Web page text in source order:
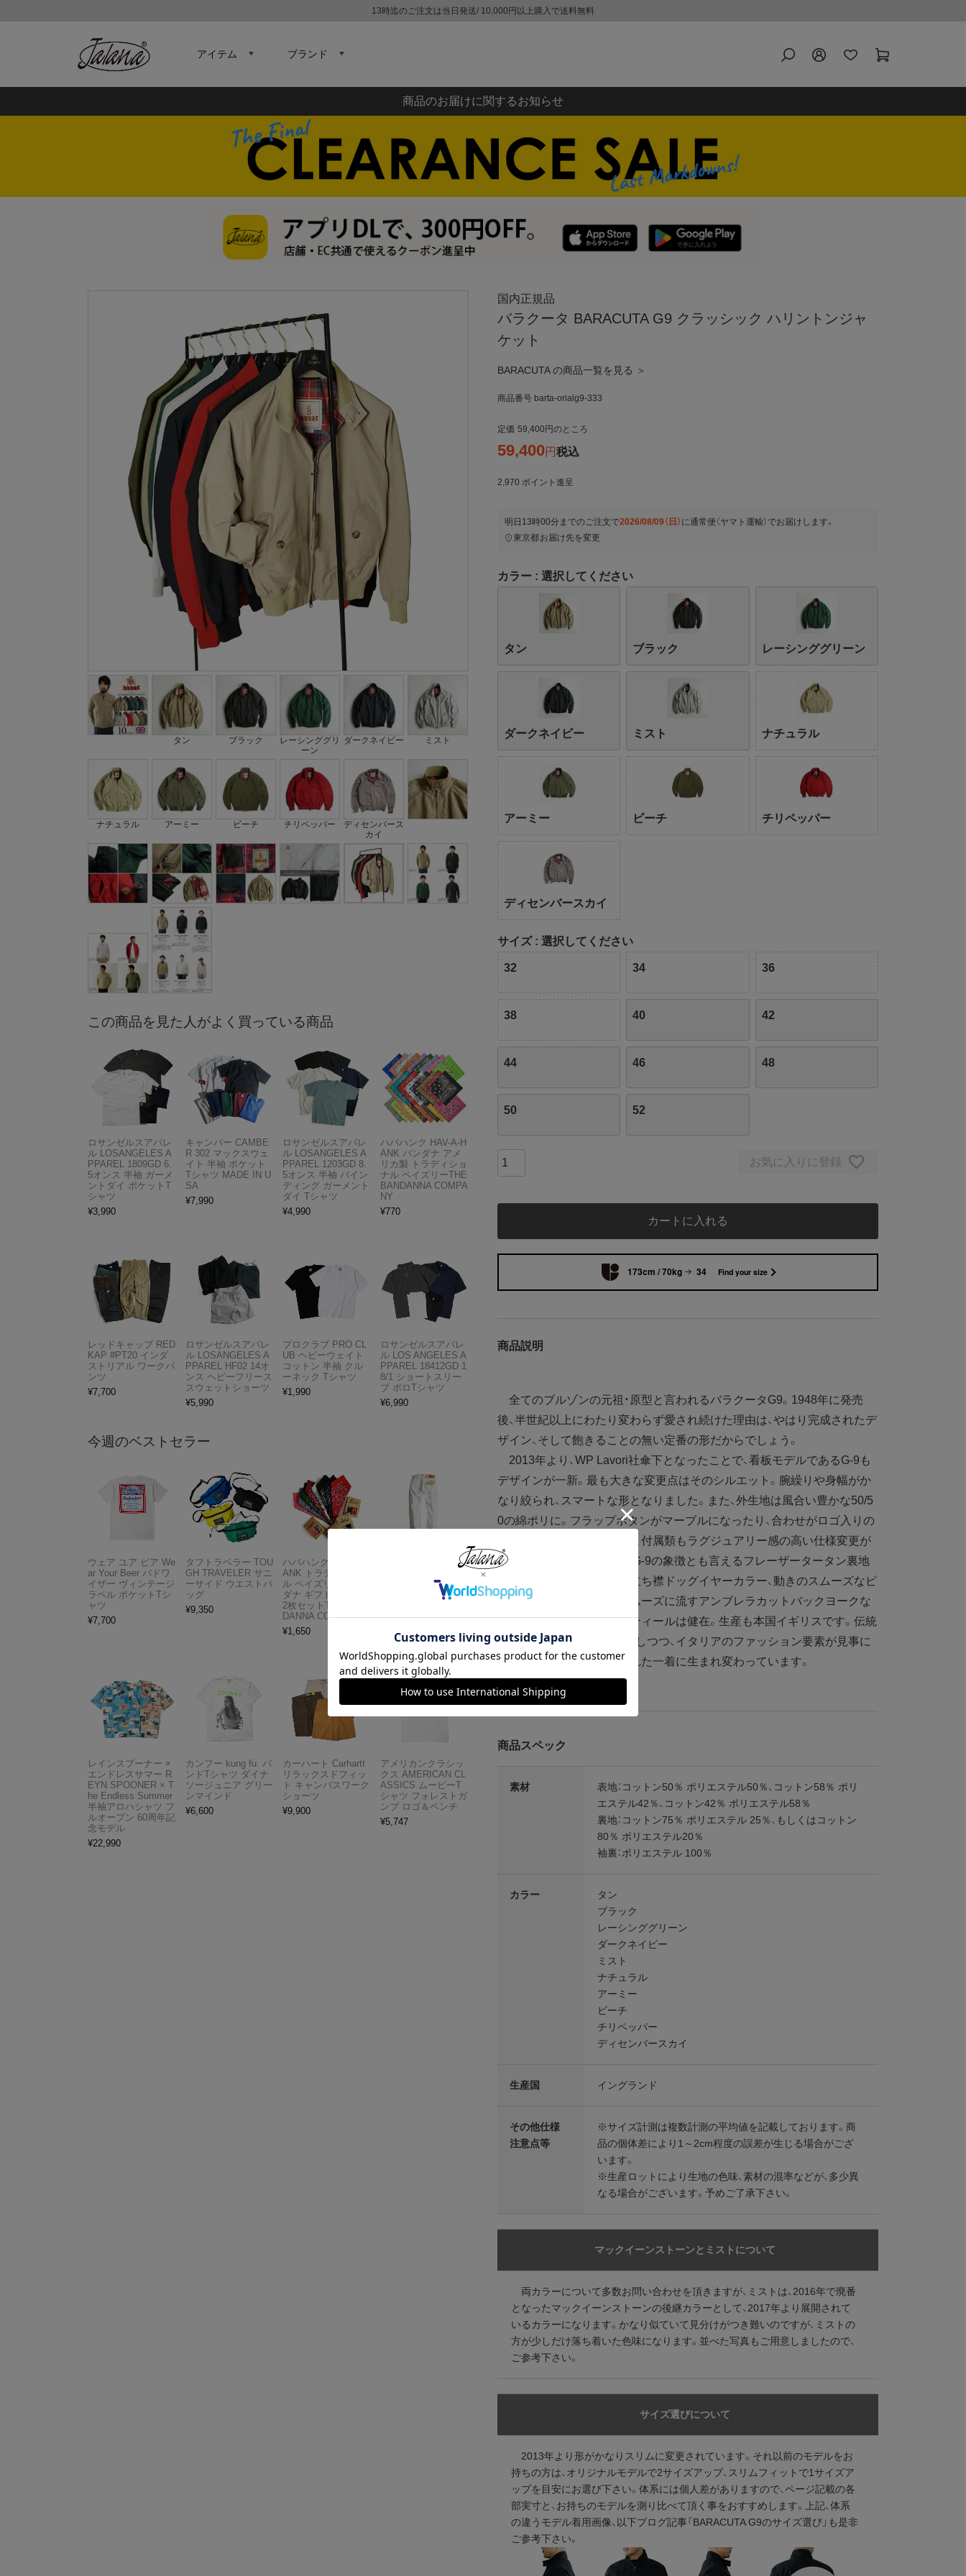
13時迄のご注文は当日発送/ 10,000円以上購入で送料無料
アイテム ブランド
商品のお届けに関するお知らせ
タン ブラック
レーシンググリ
ーン
ダークネイビー ミスト
ナチュラル アーミー ビーチ チリペッパー
ディセンバース
カイ
国内正規品
バラクータ BARACUTA G9 クラッシック ハリントンジャ
ケット
BARACUTA の商品一覧を見る ＞
商品番号 barta-orialg9-333
定価 59,400 のところ
59,400 税込
2,970 ポイント進呈
明日 13時00分 までのご注文で2026/08/09（日） に通常便（ヤマト運輸） でお届けします。
東京都お届け先を変更
カラー 選択してください
タン ブラック レーシンググリーン
ダークネイビー ミスト ナチュラル
アーミー ビーチ チリペッパー
ディセンバースカイ
サイズ 選択してください
32 34 36
38 40 42
44 46 48
50 52
お気に入りに登録
カートに入れる
173cm / 70kg 34 Find your size
商品説明
全てのブルゾンの元祖・原型と言われるバラクータG9。1948年に発売
後、半世紀以上にわたり変わらず愛され続けた理由は、やはり完成されたデ
ザイン、そして飽きることの無い定番の形だからでしょう。
2013年より、WP Lavori社傘下となったことで、看板モデルであるG-9も
デザインが一新。最も大きな変更点はそのシルエット。腕繰りや身幅がか
なり絞られ、スマートな形となりました。また、外生地は風合い豊かな50/5
0の綿ポリに。フラップボタンがマーブルになったり、合わせがロゴ入りの
メタルジップになったりと、付属類もラグジュアリー感の高い仕様変更が
施されています。もちろんG-9の象徴とも言えるフレーザータータン裏地
や、チンストラップ付きの立ち襟ドッグイヤーカラー、動きのスムーズなピ
ボットスリーブ、雨滴をスムーズに流すアンブレラカットバックヨークな
ど、オリジナルの主要ディティールは健在。生産も本国イギリスです。伝統
的スタイルをしっかり踏襲しつつ、イタリアのファッション要素が見事に
落とし込まれ、より洗練された一着に生まれ変わっています。
商品スペック
素材
表地：コットン50％ ポリエステル50％、コットン58％ ポリ
エステル42％、コットン42％ ポリエステル58％
裏地：コットン75％ ポリエステル 25％、もしくはコットン
80％ ポリエステル20％
袖裏：ポリエステル 100％
カラー
タン
ブラック
レーシンググリーン
ダークネイビー
ミスト
ナチュラル
アーミー
ビーチ
チリペッパー
ディセンバースカイ
生産国 イングランド
その他仕様
注意点等
※サイズ計測は複数計測の平均値を記載しております。商
品の個体差により1～2cm程度の誤差が生じる場合がござ
います。
※生産ロットにより生地の色味、素材の混率などが、多少異
なる場合がございます。予めご了承下さい。
マックイーンストーンとミストについて
両カラーについて多数お問い合わせを頂きますが、ミストは、2016年で廃番
となったマックイーンストーンの後継カラーとして、2017年より展開されて
いるカラーになります。かなり似ていて見分けがつき難いのですが、ミストの
方が少しだけ落ち着いた色味になります。並べた写真もご用意しましたので、
ご参考下さい。
サイズ選びについて
2013年より形がかなりスリムに変更されています。それ以前のモデルをお
持ちの方は、オリジナルモデルで2サイズアップ、スリムフィットで1サイズア
ップを目安にお選び下さい。体系には個人差がありますので、ページ記載の各
部実寸と、お持ちのモデルを測り比べて頂く事をおすすめします。上記、体系
の違うモデル着用画像、以下ブログ記事「BARACUTA G9のサイズ選び」も是非
ご参考下さい。
この商品を見た人がよく買っている商品
ロサンゼルスアパレ
ル LOSANGELES A
PPAREL 1809GD 6.
5オンス 半袖 ガーメ
ントダイ ポケットT
シャツ
¥3,990
キャンバー CAMBE
R 302 マックスウェ
イト 半袖 ポケット
Tシャツ MADE IN U
SA
¥7,990
ロサンゼルスアパレ
ル LOSANGELES A
PPAREL 1203GD 8.
5オンス 半袖 バイン
ディング ガーメント
ダイ Tシャツ
¥4,990
ハバハンク HAV-A-H
ANK バンダナ アメ
リカ製 トラディショ
ナル ペイズリーTHE
BANDANNA COMPA
NY
¥770
レッドキャップ RED
KAP #PT20 インダ
ストリアル ワークパ
ンツ
¥7,700
ロサンゼルスアパレ
ル LOSANGELES A
PPAREL HF02 14オ
ンス ヘビーフリース
スウェットショーツ
¥5,990
プロクラブ PRO CL
UB ヘビーウェイト
コットン 半袖 クル
ーネック Tシャツ
¥1,990
ロサンゼルスアパレ
ル LOS ANGELES A
PPAREL 18412GD 1
8/1 ショートスリー
ブ ポロTシャツ
¥6,990
今週のベストセラー
ウェア ユア ビア We
ar Your Beer バドワ
イザー ヴィンテージ
ラベル ポケットTシ
ャツ
¥7,700
タフトラベラー TOU
GH TRAVELER サニ
ーサイド ウエストバ
ッグ
¥9,350
ハバハンク HAV-A-H
ANK トラディショナ
ル ペイズリー バン
ダナ ギフトボックス
2枚セットTHE BAN
DANNA COMPANY
¥1,650
リーバイス LEVI’S 5
イ ストレート ジー
ンズ オプティックホ
¥13,980
レインスプーナー ×
エンドレスサマー R
EYN SPOONER × T
he Endless Summer
半袖アロハシャツ フ
ルオープン 60周年記
念モデル
¥22,990
カンフー kung fu. バ
ンドTシャツ ダイナ
ソージュニア グリー
ンマインド
¥6,600
カーハート Carhartt
リラックスドフィッ
ト キャンバスワーク
ショーツ
¥9,900
アメリカンクラシッ
クス AMERICAN CL
ASSICS ムービーT
シャツ フォレストガ
ンプ ロゴ＆ベンチ
¥5,747